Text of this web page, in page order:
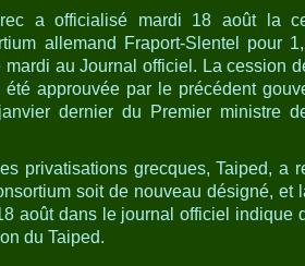
a officialisé mardi 18 août la
allemand Fraport-Slentel pour
au Journal officiel. La cession
approuvée par le précédent
dernier du Premier ministre
privatisations grecques, Taiped, a
soit de nouveau désigné, et
août dans le journal officiel indique
du Taiped.